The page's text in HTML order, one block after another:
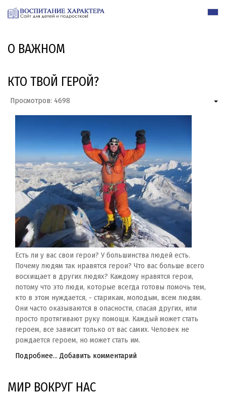
О ВАЖНОМ
КТО ТВОЙ ГЕРОЙ?
Просмотров: 4698
Есть ли у вас свои герои? У большинства людей есть.
Почему людям так нравятся герои? Что вас больше всего
восхищает в других людях? Каждому нравятся герои,
потому что это люди, которые всегда готовы помочь тем,
кто в этом нуждается, - старикам, молодым, всем людям.
Они часто оказываются в опасности, спасая других, или
просто протягивают руку помощи. Каждый может стать
героем, все зависит только от вас самих. Человек не
рождается героем, но может стать им.
Подробнее... Добавить комментарий
МИР ВОКРУГ НАС